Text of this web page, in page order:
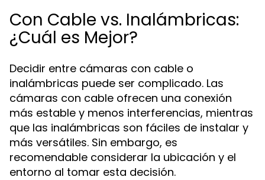
Con Cable vs. Inalámbricas:
¿Cuál es Mejor?
Decidir entre cámaras con cable o
inalámbricas puede ser complicado. Las
cámaras con cable ofrecen una conexión
más estable y menos interferencias, mientras
que las inalámbricas son fáciles de instalar y
más versátiles. Sin embargo, es
recomendable considerar la ubicación y el
entorno al tomar esta decisión.